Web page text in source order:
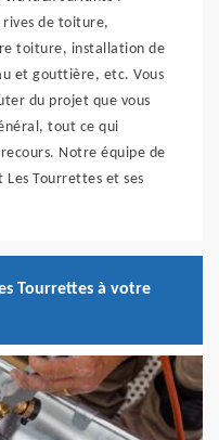
rives de toiture,
toiture, installation de
et gouttière, etc. Vous
du projet que vous
tout ce qui
Notre équipe de
Tourrettes et ses
Tourrettes à votre